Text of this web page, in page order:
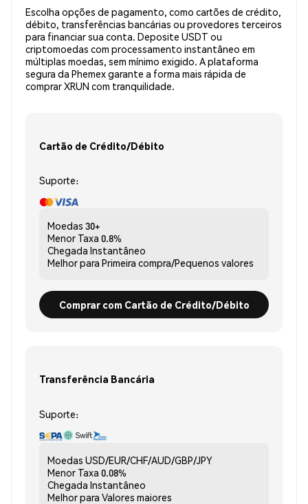
Escolha opções de pagamento, como cartões de crédito,
débito, transferências bancárias ou provedores terceiros
para financiar sua conta. Deposite USDT ou
criptomoedas com processamento instantâneo em
múltiplas moedas, sem mínimo exigido. A plataforma
segura da Phemex garante a forma mais rápida de
comprar XRUN com tranquilidade.
Cartão de Crédito/Débito
Suporte:
Moedas 30+
Menor Taxa 0.8%
Chegada Instantâneo
Melhor para Primeira compra/Pequenos valores
Comprar com Cartão de Crédito/Débito
Transferência Bancária
Suporte:
Moedas USD/EUR/CHF/AUD/GBP/JPY
Menor Taxa 0.08%
Chegada Instantâneo
Melhor para Valores maiores